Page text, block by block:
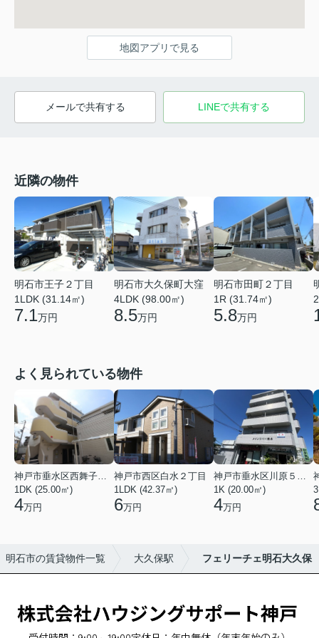
地図アプリで見る
メールで共有する LINEで共有する
近隣の物件
明石市王子２丁目
1LDK (31.14㎡)
7.1万円
明石市大久保町大窪
4LDK (98.00㎡)
8.5万円
明石市田町２丁目
1R (31.74㎡)
5.8万円
よく見られている物件
神戸市垂水区西舞子２丁目
1DK (25.00㎡)
4万円
神戸市西区白水２丁目
1LDK (42.37㎡)
6万円
神戸市垂水区川原５丁目
1K (20.00㎡)
4万円
明石市の賃貸物件一覧 大久保駅 フェリーチェ明石大久保